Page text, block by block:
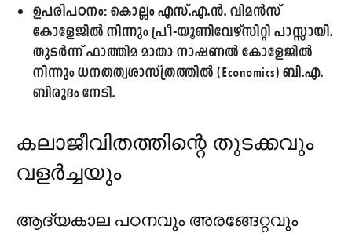
ഉപരിപഠനം: കൊല്ലം എസ്.എ.ൻ. വിമൻസ്
കോളേജിൽ നിന്നും പ്രീ-യൂണിവേഴ്‌സിറ്റി പാസ്സായി.
തുടർന്ന് ഫാത്തിമ മാതാ നാഷണൽ കോളേജിൽ
നിന്നും ധനതത്വശാസ്ത്രത്തിൽ (Economics) ബി.എ.
ബിരുദം നേടി.
കലാജീവിതത്തിന്റെ തുടക്കവും
വളർച്ചയും
ആദ്യകാല പഠനവും അരങ്ങേറ്റവും